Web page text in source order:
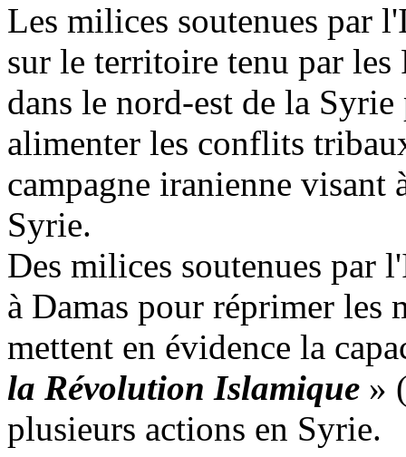
Les milices soutenues par
sur le territoire tenu par les
dans le nord-est de la Syrie
alimenter les conflits
campagne iranienne visant
Syrie.
Des milices soutenues par
à Damas pour réprimer les
mettent en évidence la
la Révolution Islamique »
plusieurs actions en Syrie.